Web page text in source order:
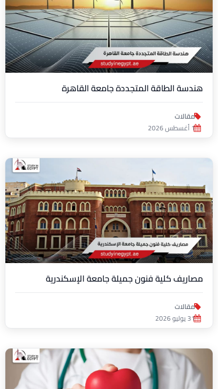
هندسة الطاقة المتجددة جامعة القاهرة
مقالات
1 أغسطس 2026
مصاريف كلية فنون جميلة جامعة الإسكندرية
مقالات
31 يوليو 2026